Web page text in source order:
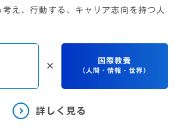
考え、行動する、キャリア志向を持つ人
国際教養
（人間・情報・世界）